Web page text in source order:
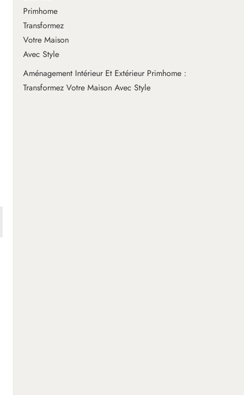
Aménagement Intérieur Et Extérieur Primhome :
Transformez Votre Maison Avec Style